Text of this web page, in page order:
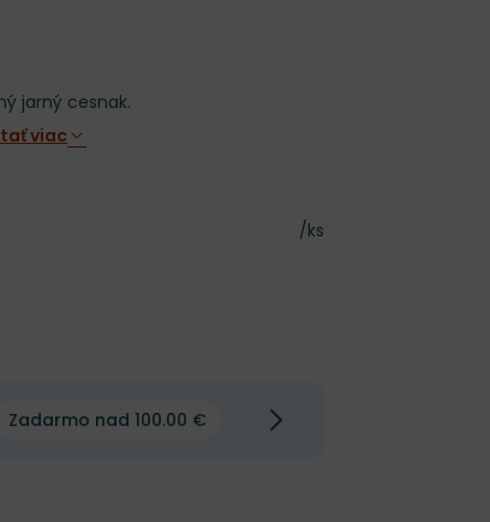
jarný cesnak.
viac
Cena za kus
/ks
Zadarmo nad 100.00 €